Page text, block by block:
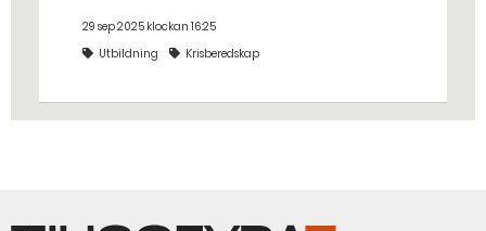
att inkludera ungdomarna i
totalförsvaret och skapa tillit och
försvarsvilja, säger läraren Karolina
29 sep 2025 klockan 16:25
Utbildning
Krisberedskap